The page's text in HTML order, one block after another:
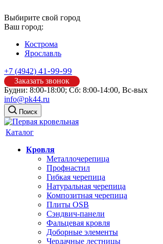
Выбирите свой город
Ваш город:
Кострома
Ярославль
+7 (4942) 41-99-99
Заказать звонок
Будни: 8:00-18:00; Сб: 8:00-14:00, Вс-вых
info@pk44.ru
Поиск
Каталог
Кровля
Металлочерепица
Профнастил
Гибкая черепица
Натуральная черепица
Композитная черепица
Плиты OSB
Сэндвич-панели
Фальцевая кровля
Доборные элементы
Чердачные лестницы